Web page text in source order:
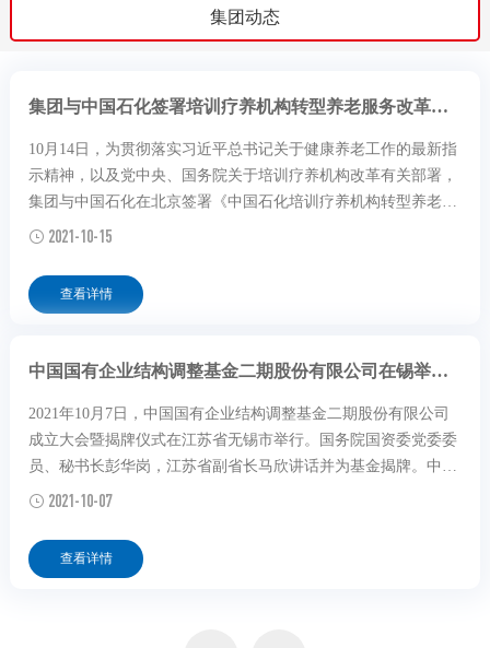
集团动态
集团与中国石化签署培训疗养机构转型养老服务改革合作框架协议
10月14日，为贯彻落实习近平总书记关于健康养老工作的最新指
示精神，以及党中央、国务院关于培训疗养机构改革有关部署，
集团与中国石化在北京签署《中国石化培训疗养机构转型养老服
务改革合作框架协议》。
2021-10-15
查看详情
中国国有企业结构调整基金二期股份有限公司在锡举办揭牌仪式
2021年10月7日，中国国有企业结构调整基金二期股份有限公司
成立大会暨揭牌仪式在江苏省无锡市举行。国务院国资委党委委
员、秘书长彭华岗，江苏省副省长马欣讲话并为基金揭牌。中国
诚通党委书记、董事长朱碧新，无锡市委书记杜小刚等参加本次
2021-10-07
查看详情